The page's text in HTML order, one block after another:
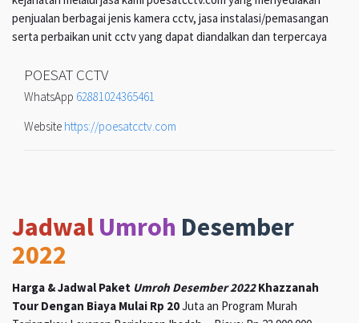
penjualan berbagai jenis kamera cctv, jasa instalasi/pemasangan
serta perbaikan unit cctv yang dapat diandalkan dan terpercaya
POESAT CCTV
WhatsApp 62881024365461
Website https://poesatcctv.com
Jadwal Umroh Desember
2022
Harga & Jadwal Paket Umroh Desember 2022Khazzanah
Tour Dengan Biaya Mulai Rp 20Juta an Program Murah